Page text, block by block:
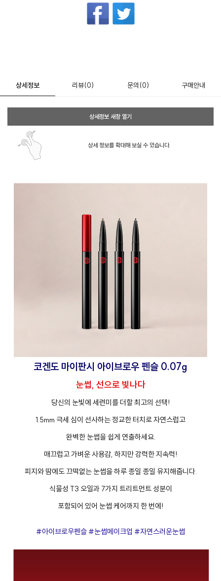
상세정보 리뷰(0) 문의 (0) 구매안내
상세정보 새창 열기
상세 정보를 확대해 보실 수 있습니다.
코겐도 마이판시 아이브로우 펜슬 0.07g
눈썹, 선으로 빛나다
당신의 눈빛에 세련미를 더할 최고의 선택!
1.5mm 극세 심이 선사하는 정교한 터치로 자연스럽고
완벽한 눈썹을 쉽게 연출하세요.
매끄럽고 가벼운 사용감, 하지만 강력한 지속력!
피지와 땀에도 끄떡없는 눈썹을 하루 종일 종일 유지해줍니다.
식물성 T3 오일과 7가지 트리트먼트 성분이
포함되어 있어 눈썹 케어까지 한 번에!
#아이브로우펜슬 #눈썹메이크업 #자연스러운눈썹